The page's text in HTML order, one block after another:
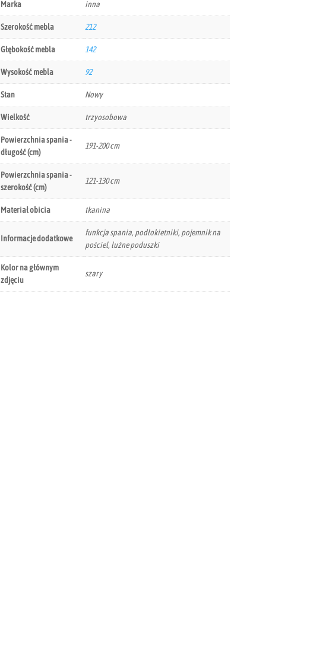
Marka inna
Szerokość mebla 212
Głębokość mebla 142
Wysokość mebla 92
Stan Nowy
Wielkość trzyosobowa
Powierzchnia spania -
długość (cm)
191-200 cm
Powierzchnia spania -
szerokość (cm)
121-130 cm
Materiał obicia tkanina
Informacje dodatkowe
funkcja spania, podłokietniki, pojemnik na
pościel, luźne poduszki
Kolor na głównym
zdjęciu
szary